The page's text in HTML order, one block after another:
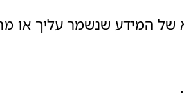
המידע שנשמר עליך או